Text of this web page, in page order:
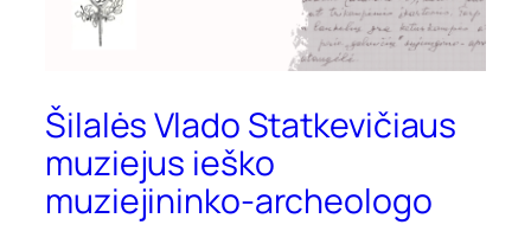
Šilalės Vlado Statkevičiaus
muziejus ieško
muziejininko-archeologo